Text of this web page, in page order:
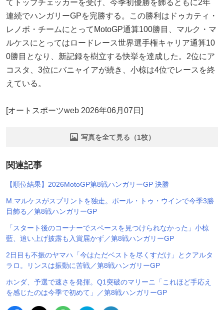
てトップチェッカーを受け、今季初優勝を飾るともに2年
連続でハンガリーGPを完勝する。この勝利はドゥカティ・
レノボ・チームにとってMotoGP通算100勝目、マルク・マ
ルケスにとってはロードレース世界選手権キャリア通算10
0勝目となり、新記録を樹立する快挙を達成した。2位にア
コスタ、3位にバニャイアが続き、小椋は4位でレースを終
えている。
[オートスポーツweb 2026年06月07日]
写真を全て見る（1枚）
関連記事
【順位結果】2026MotoGP第8戦ハンガリーGP 決勝
M.マルケスがスプリントを独走。ポール・トゥ・ウインで今季3勝
目飾る／第8戦ハンガリーGP
「スタート後のコーナーでスペースを見つけられなかった」小椋
藍、追い上げ披露も入賞届かず／第8戦ハンガリーGP
2日目も不振のヤマハ「今はただベストを尽くすだけ」とクアルタ
ラロ。リンスは振動に苦戦／第8戦ハンガリーGP
ホンダ、予選で速さを発揮。Q1突破のマリーニ「これほど手応え
を感じたのは今季で初めて」／第8戦ハンガリーGP